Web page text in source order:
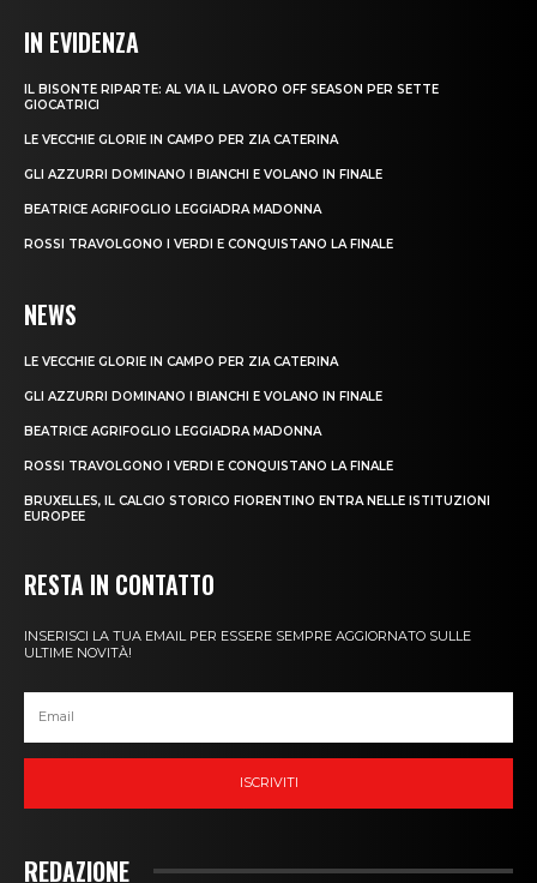
IN EVIDENZA
IL BISONTE RIPARTE: AL VIA IL LAVORO OFF SEASON PER SETTE
GIOCATRICI
LE VECCHIE GLORIE IN CAMPO PER ZIA CATERINA
GLI AZZURRI DOMINANO I BIANCHI E VOLANO IN FINALE
BEATRICE AGRIFOGLIO LEGGIADRA MADONNA
ROSSI TRAVOLGONO I VERDI E CONQUISTANO LA FINALE
NEWS
LE VECCHIE GLORIE IN CAMPO PER ZIA CATERINA
GLI AZZURRI DOMINANO I BIANCHI E VOLANO IN FINALE
BEATRICE AGRIFOGLIO LEGGIADRA MADONNA
ROSSI TRAVOLGONO I VERDI E CONQUISTANO LA FINALE
BRUXELLES, IL CALCIO STORICO FIORENTINO ENTRA NELLE ISTITUZIONI
EUROPEE
RESTA IN CONTATTO
INSERISCI LA TUA EMAIL PER ESSERE SEMPRE AGGIORNATO SULLE
ULTIME NOVITÀ!
ISCRIVITI
REDAZIONE